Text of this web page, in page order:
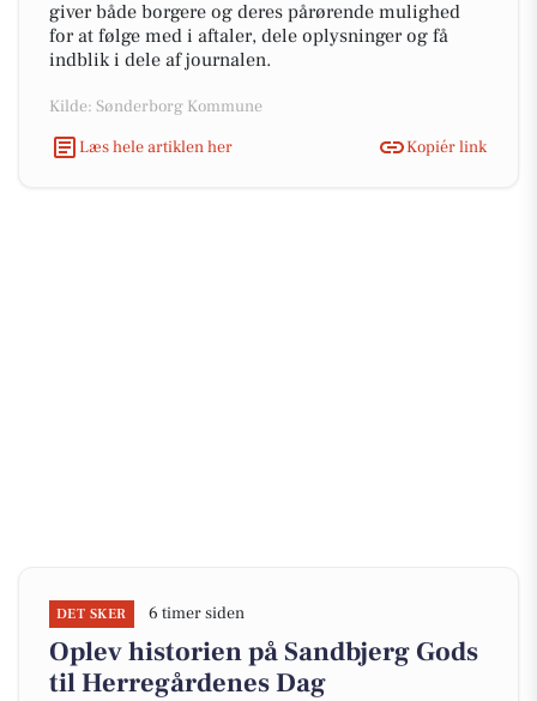
giver både borgere og deres pårørende mulighed
for at følge med i aftaler, dele oplysninger og få
indblik i dele af journalen.
Kilde: Sønderborg Kommune
Læs hele artiklen her
Kopiér link
DET SKER 6 timer siden
Oplev historien på Sandbjerg Gods
til Herregårdenes Dag